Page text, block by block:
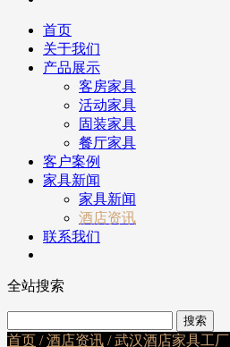
首页
关于我们
产品展示
客房家具
活动家具
固装家具
餐厅家具
客户案例
家具新闻
家具新闻
酒店资讯
联系我们
全站搜索
首页 /酒店资讯 / 武汉酒店家具工厂